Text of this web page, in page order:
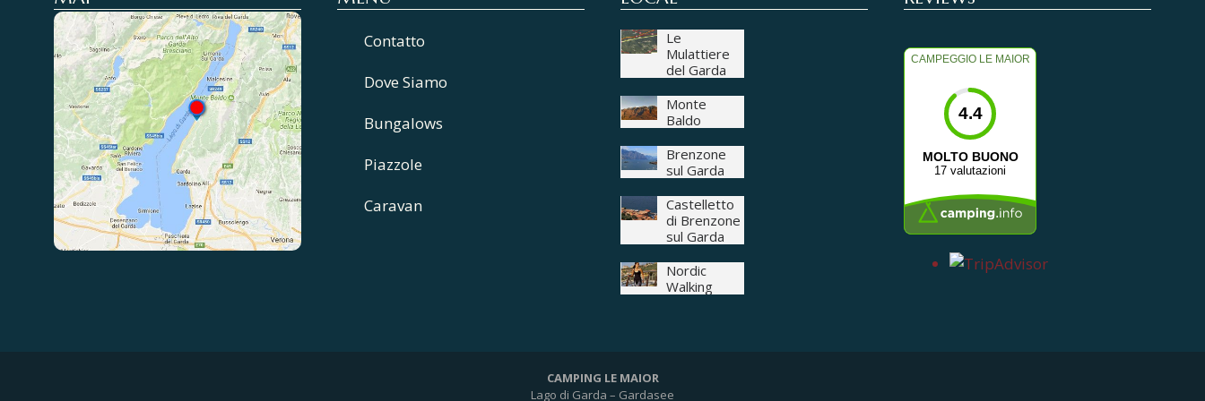
Contatto
Dove Siamo
Bungalows
Piazzole
Caravan
Le
Mulattiere
del Garda
Monte
Baldo
Brenzone
sul Garda
Castelletto
di Brenzone
sul Garda
Nordic
Walking
CAMPEGGIO LE MAIOR
4.4
MOLTO BUONO
17 valutazioni
CAMPING LE MAIOR
Lago di Garda – Gardasee